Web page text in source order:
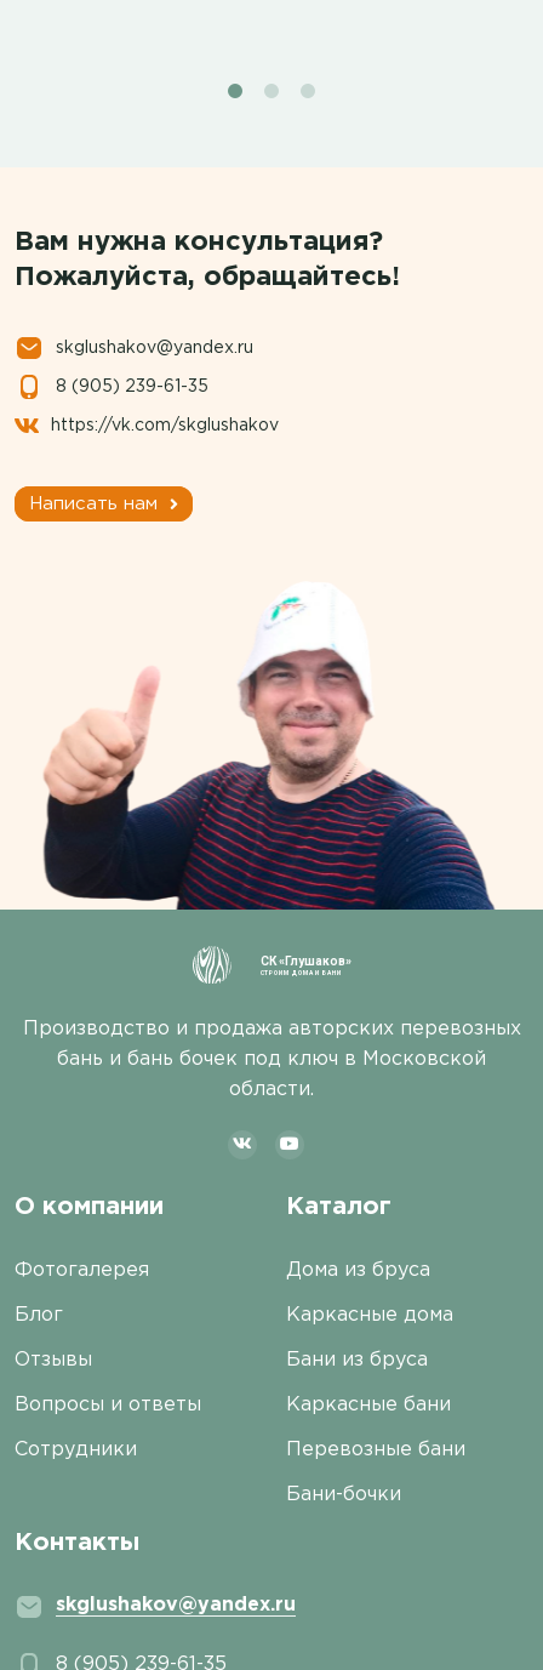
Вам нужна консультация?
Пожалуйста, обращайтесь!
skglushakov@yandex.ru
8 (905) 239-61-35
https://vk.com/skglushakov
Написать нам
СК «Глушаков»
СТРОИМ ДОМА И БАНИ
Производство и продажа авторских перевозных
бань и бань бочек под ключ в Московской
области.
О компании
Фотогалерея
Блог
Отзывы
Вопросы и ответы
Сотрудники
Каталог
Дома из бруса
Каркасные дома
Бани из бруса
Каркасные бани
Перевозные бани
Бани-бочки
Контакты
skglushakov@yandex.ru
8 (905) 239-61-35